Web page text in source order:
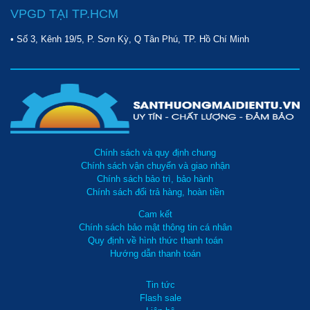
Những thông tin trên cho thấy những chiếc
động quy mô nhỏ. Liên hệ ngay hotline09123 70282
VPGD TẠI TP.HCM
• Số 3, Kênh 19/5, P. Sơn Kỳ, Q Tân Phú, TP. Hồ Chí Minh
Chính sách và quy định chung
Chính sách vận chuyển và giao nhận
Chính sách bảo trì, bảo hành
Chính sách đổi trả hàng, hoàn tiền
Cam kết
Chính sách bảo mật thông tin cá nhân
Quy định về hình thức thanh toán
Hướng dẫn thanh toán
Tin tức
Flash sale